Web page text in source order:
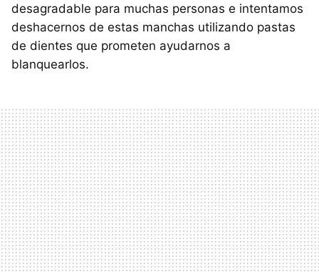
desagradable para muchas personas e intentamos
deshacernos de estas manchas utilizando pastas
de dientes que prometen ayudarnos a
blanquearlos.